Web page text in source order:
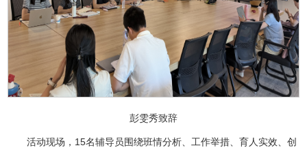
彭雯秀致辞
活动现场，15名辅导员围绕班情分析、工作举措、育人实效、创